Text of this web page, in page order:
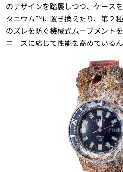
のデザインを踏襲しつつ、ケース
タニウム™に置き換えたり、第２
のズレを防ぐ機械式ムーブメント
ニーズに応じて性能を高めているん